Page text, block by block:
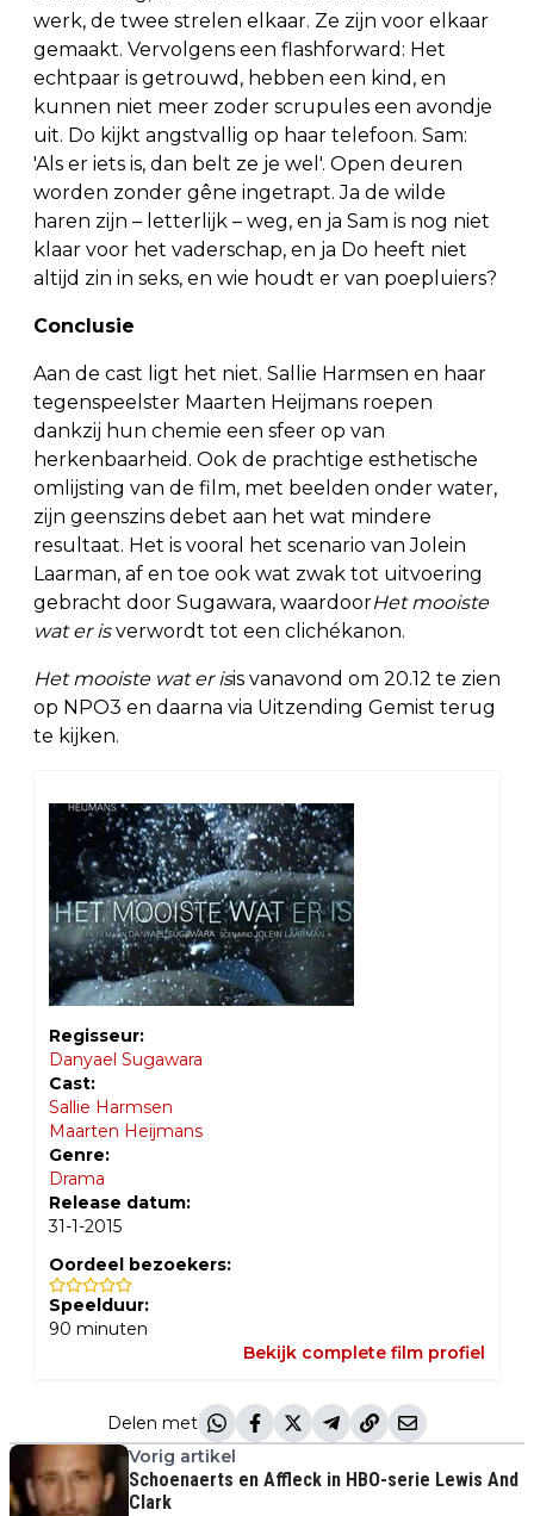
werk, de twee strelen elkaar. Ze zijn voor elkaar
gemaakt. Vervolgens een flashforward: Het
echtpaar is getrouwd, hebben een kind, en
kunnen niet meer zoder scrupules een avondje
uit. Do kijkt angstvallig op haar telefoon. Sam:
'Als er iets is, dan belt ze je wel'. Open deuren
worden zonder gêne ingetrapt. Ja de wilde
haren zijn – letterlijk – weg, en ja Sam is nog niet
klaar voor het vaderschap, en ja Do heeft niet
altijd zin in seks, en wie houdt er van poepluiers?
Conclusie
Aan de cast ligt het niet. Sallie Harmsen en haar
tegenspeelster Maarten Heijmans roepen
dankzij hun chemie een sfeer op van
herkenbaarheid. Ook de prachtige esthetische
omlijsting van de film, met beelden onder water,
zijn geenszins debet aan het wat mindere
resultaat. Het is vooral het scenario van Jolein
Laarman, af en toe ook wat zwak tot uitvoering
gebracht door Sugawara, waardoorHet mooiste
wat er isverwordt tot een clichékanon.
Het mooiste wat er isis vanavond om 20.12 te zien
op NPO3 en daarna via Uitzending Gemist terug
te kijken.
Regisseur:
Danyael Sugawara
Cast:
Sallie Harmsen
Maarten Heijmans
Genre:
Drama
Release datum:
31-1-2015
Oordeel bezoekers:
Speelduur:
90 minuten
Bekijk complete film profiel
Delen met
Vorig artikel
Schoenaerts en Affleck in HBO-serie Lewis And
Clark